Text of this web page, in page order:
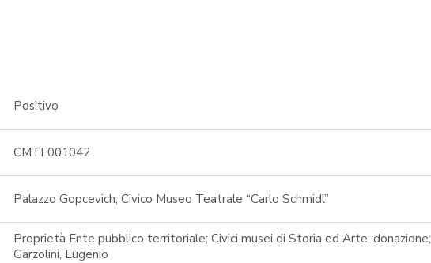
Positivo
CMTF001042
Palazzo Gopcevich; Civico Museo Teatrale “Carlo Schmidl”
Proprietà Ente pubblico territoriale; Civici musei di Storia ed Arte; donazione;
Garzolini, Eugenio